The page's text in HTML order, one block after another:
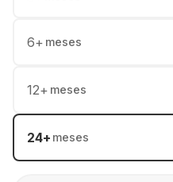
6+ meses
12+ meses
24+ meses